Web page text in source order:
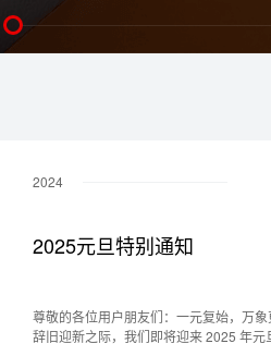
2024
2025元旦特别通知
尊敬的各位用户朋友们：一元复始，万
辞旧迎新之际，我们即将迎来 2025 年元